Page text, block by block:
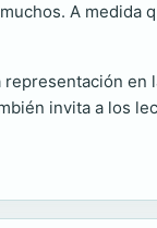
A medida
invita a los